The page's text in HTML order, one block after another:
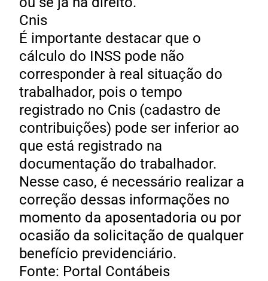
Cnis
É importante destacar que o
cálculo do INSS pode não
corresponder à real situação do
trabalhador, pois o tempo
registrado no Cnis (cadastro de
contribuições) pode ser inferior ao
que está registrado na
documentação do trabalhador.
Nesse caso, é necessário realizar a
correção dessas informações no
momento da aposentadoria ou por
ocasião da solicitação de qualquer
benefício previdenciário.
Fonte: Portal Contábeis